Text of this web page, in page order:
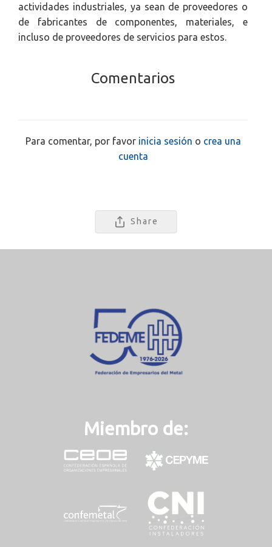
actividades industriales, ya sean de proveedores o
de fabricantes de componentes, materiales, e
incluso de proveedores de servicios para estos.
Comentarios
Para comentar, por favor inicia sesión o crea una
cuenta
Share
Miembro de: